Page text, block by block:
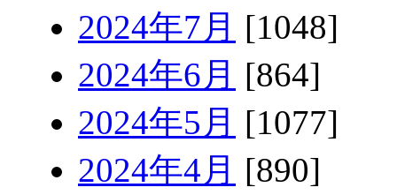
2024年7月 [1048]
2024年6月 [864]
2024年5月 [1077]
2024年4月 [890]